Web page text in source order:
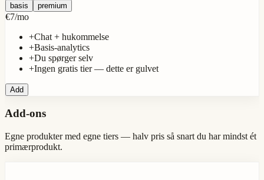
basis premium
€7/mo
+Chat + hukommelse
+Basis-analytics
+Du spørger selv
+Ingen gratis tier — dette er gulvet
Add
Add-ons
Egne produkter med egne tiers — halv pris så snart du har mindst ét
primærprodukt.